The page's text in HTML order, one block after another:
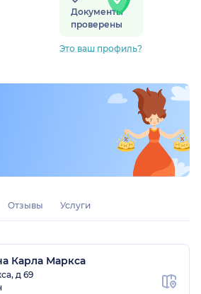
Документы
проверены
Это ваш профиль?
Отзывы Услуги
Карла Маркса
д 69